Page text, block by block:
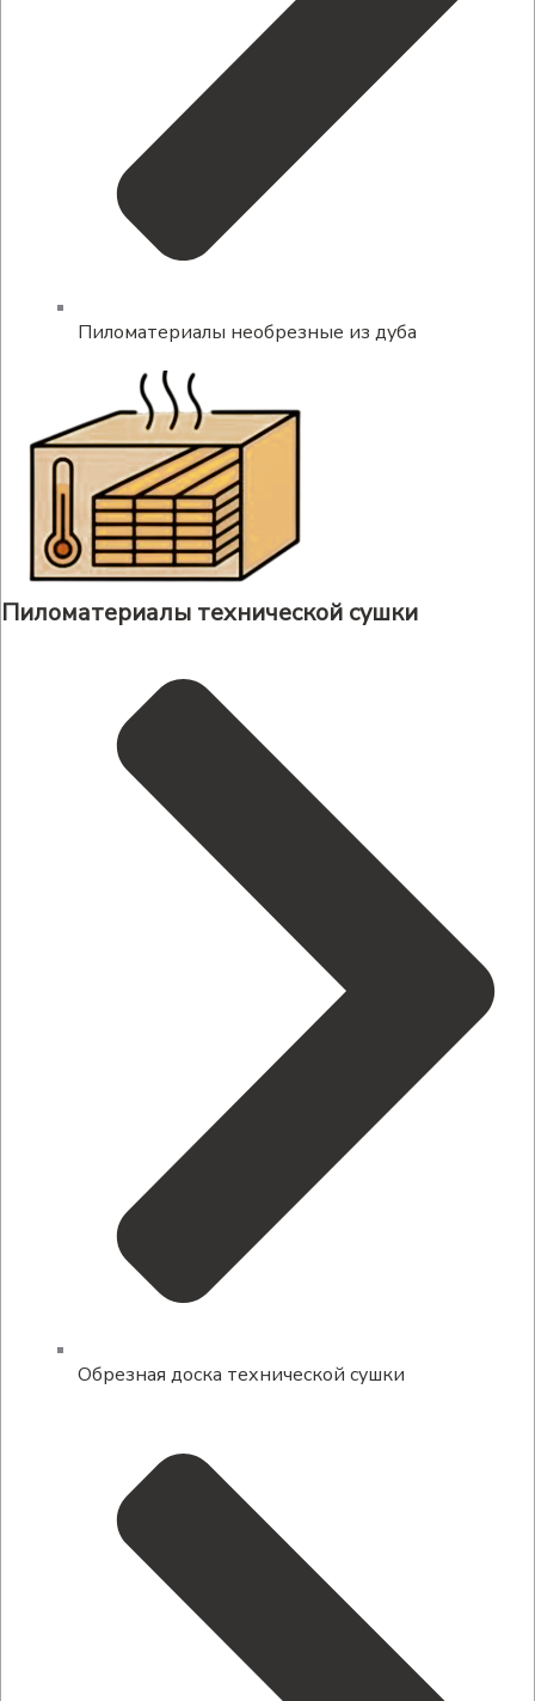
Пиломатериалы необрезные из дуба
Пиломатериалы технической сушки
Обрезная доска технической сушки